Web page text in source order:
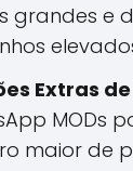
grandes e
Extras
MODs
maior de